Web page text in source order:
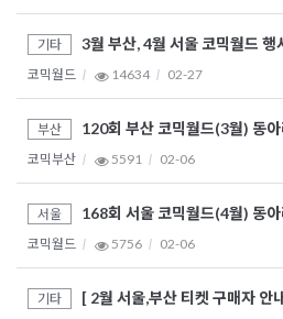
기타 3월 부산, 4월 서울 코믹월드 행
코믹월드 14634 02-27
부산 120회 부산 코믹월드(3월) 동
코믹부산 5591 02-06
서울 168회 서울 코믹월드(4월) 동
코믹월드 5756 02-06
기타 [ 2월 서울,부산 티켓 구매자 안